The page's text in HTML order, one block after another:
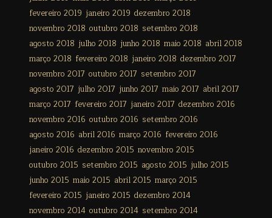
fevereiro 2019 janeiro 2019 dezembro 2018
novembro 2018 outubro 2018 setembro 2018
agosto 2018 julho 2018 junho 2018 maio 2018 abril 2018
março 2018 fevereiro 2018 janeiro 2018 dezembro 2017
novembro 2017 outubro 2017 setembro 2017
agosto 2017 julho 2017 junho 2017 maio 2017 abril 2017
março 2017 fevereiro 2017 janeiro 2017 dezembro 2016
novembro 2016 outubro 2016 setembro 2016
agosto 2016 abril 2016 março 2016 fevereiro 2016
janeiro 2016 dezembro 2015 novembro 2015
outubro 2015 setembro 2015 agosto 2015 julho 2015
junho 2015 maio 2015 abril 2015 março 2015
fevereiro 2015 janeiro 2015 dezembro 2014
novembro 2014 outubro 2014 setembro 2014